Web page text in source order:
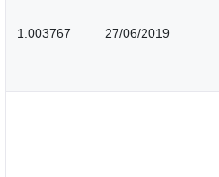
1.003767 27/06/2019